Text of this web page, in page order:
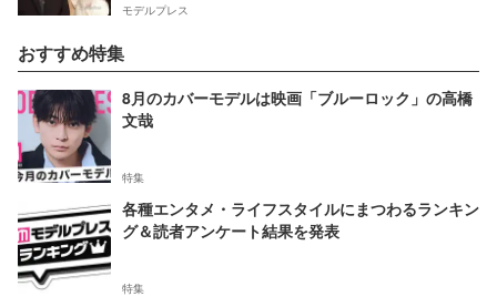
モデルプレス
おすすめ特集
8月のカバーモデルは映画「ブルーロック」の高橋
文哉
特集
各種エンタメ・ライフスタイルにまつわるランキン
グ＆読者アンケート結果を発表
特集